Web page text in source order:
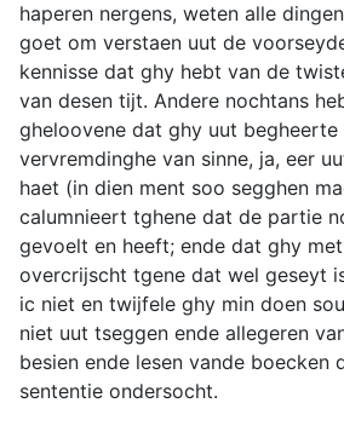
haperen nergens, weten alle
goet om verstaen uut de
kennisse dat ghy hebt van de
van desen tijt. Andere nochtans
gheloovene dat ghy uut begheerte
vervremdinghe van sinne, ja, eer
haet (in dien ment soo segghen
calumnieert tghene dat de partie
gevoelt en heeft; ende dat ghy
overcrijscht tgene dat wel geseyt
ic niet en twijfele ghy min doen
niet uut tseggen ende allegeren
besien ende lesen vande boecken
sententie ondersocht.